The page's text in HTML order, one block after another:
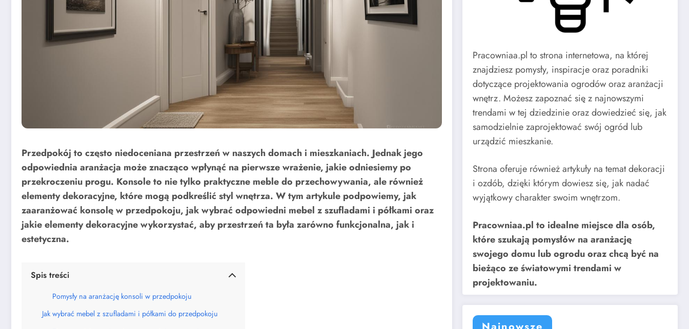
Przedpokój to często niedoceniana przestrzeń w naszych domach i mieszkaniach. Jednak jego
odpowiednia aranżacja może znacząco wpłynąć na pierwsze wrażenie, jakie odniesiemy po
przekroczeniu progu. Konsole to nie tylko praktyczne meble do przechowywania, ale również
elementy dekoracyjne, które mogą podkreślić styl wnętrza. W tym artykule podpowiemy, jak
zaaranżować konsolę w przedpokoju, jak wybrać odpowiedni mebel z szufladami i półkami oraz
jakie elementy dekoracyjne wykorzystać, aby przestrzeń ta była zarówno funkcjonalna, jak i
estetyczna.
Spis treści
Pomysły na aranżację konsoli w przedpokoju
Jak wybrać mebel z szufladami i półkami do przedpokoju
Pracowniaa.pl to strona internetowa, na której
znajdziesz pomysły, inspiracje oraz poradniki
dotyczące projektowania ogrodów oraz aranżacji
wnętrz. Możesz zapoznać się z najnowszymi
trendami w tej dziedzinie oraz dowiedzieć się, jak
samodzielnie zaprojektować swój ogród lub
urządzić mieszkanie.
Strona oferuje również artykuły na temat dekoracji
i ozdób, dzięki którym dowiesz się, jak nadać
wyjątkowy charakter swoim wnętrzom.
Pracowniaa.pl to idealne miejsce dla osób,
które szukają pomysłów na aranżację
swojego domu lub ogrodu oraz chcą być na
bieżąco ze światowymi trendami w
projektowaniu.